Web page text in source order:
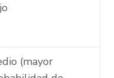
(mayor